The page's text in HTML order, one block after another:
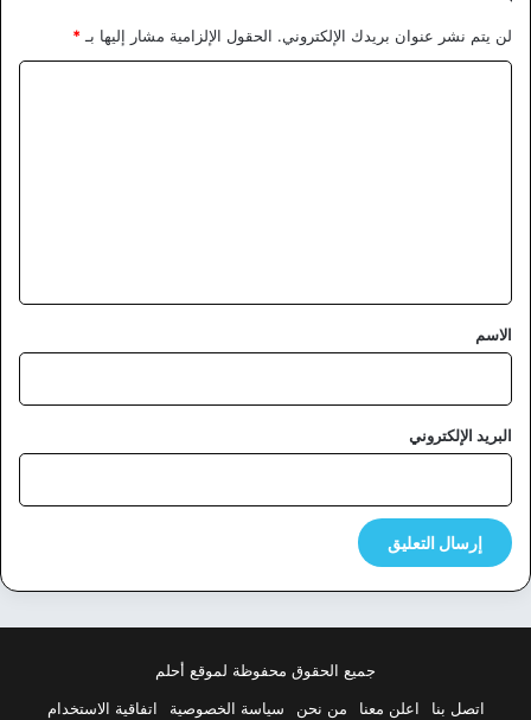
لن يتم نشر عنوان بريدك الإلكتروني. الحقول الإلزامية مشار إليها بـ *
*
الاسم
البريد الإلكتروني
جميع الحقوق محفوظة لموقع أحلم
اتصل بنا
اعلن معنا من نحن سياسة الخصوصية اتفاقية الاستخدام